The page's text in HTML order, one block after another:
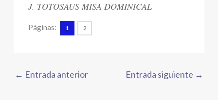
J. TOTOSAUS MISA DOMINICAL
Páginas: 1 2
← Entrada anterior Entrada siguiente →